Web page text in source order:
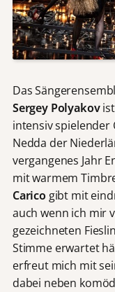
Das
Sergey Polyakovist
intensiv spielender
Nedda der
vergangenes Jahr
mit warmem
Carico gibt mit
auch wenn ich mir
gezeichneten
Stimme erwartet
erfreut mich mit
dabei neben